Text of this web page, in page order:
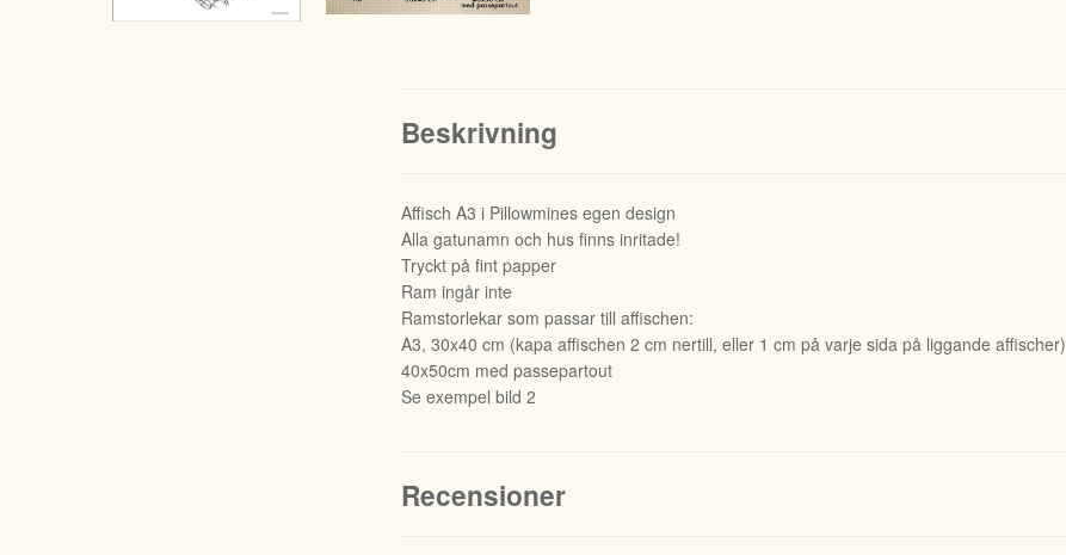
Beskrivning
Affisch A3 i Pillowmines egen design
Alla gatunamn och hus finns inritade!
Tryckt på fint papper
Ram ingår inte
Ramstorlekar som passar till affischen:
A3, 30x40 cm (kapa affischen 2 cm nertill, eller 1 cm på varje sida på liggande affischer)
40x50cm med passepartout
Se exempel bild 2
Recensioner